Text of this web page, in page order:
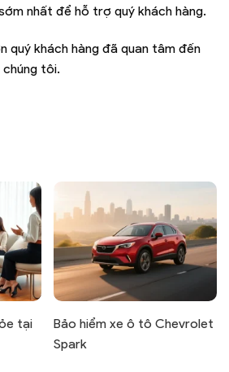
nhất để hỗ trợ quý khách hàng.
quý khách hàng đã quan tâm đến
chúng tôi.
tại
Bảo hiểm xe ô tô Chevrolet
Spark